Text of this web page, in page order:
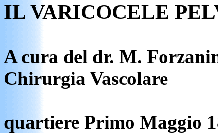
IL VARICOCELE
A cura del dr. M.
Chirurgia Vascolare
quartiere Primo Maggio